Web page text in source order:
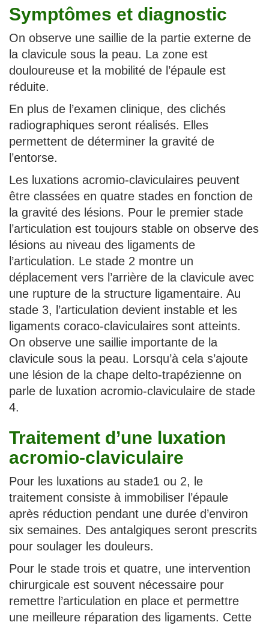
Symptômes et diagnostic
On observe une saillie de la partie externe de
la clavicule sous la peau. La zone est
douloureuse et la mobilité de l’épaule est
réduite.
En plus de l’examen clinique, des clichés
radiographiques seront réalisés. Elles
permettent de déterminer la gravité de
l’entorse.
Les luxations acromio-claviculaires peuvent
être classées en quatre stades en fonction de
la gravité des lésions. Pour le premier stade
l’articulation est toujours stable on observe des
lésions au niveau des ligaments de
l’articulation. Le stade 2 montre un
déplacement vers l’arrière de la clavicule avec
une rupture de la structure ligamentaire. Au
stade 3, l’articulation devient instable et les
ligaments coraco-claviculaires sont atteints.
On observe une saillie importante de la
clavicule sous la peau. Lorsqu’à cela s’ajoute
une lésion de la chape delto-trapézienne on
parle de luxation acromio-claviculaire de stade
4.
Traitement d’une luxation
acromio-claviculaire
Pour les luxations au stade1 ou 2, le
traitement consiste à immobiliser l’épaule
après réduction pendant une durée d’environ
six semaines. Des antalgiques seront prescrits
pour soulager les douleurs.
Pour le stade trois et quatre, une intervention
chirurgicale est souvent nécessaire pour
remettre l’articulation en place et permettre
une meilleure réparation des ligaments. Cette